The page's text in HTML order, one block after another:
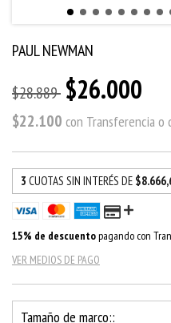
PAUL NEWMAN
$28.889 $26.000
$22.100 con Transferencia o
3 CUOTAS SIN INTERÉS DE
15% de descuentopagando con
VER MEDIOS DE PAGO
Tamaño de marco::